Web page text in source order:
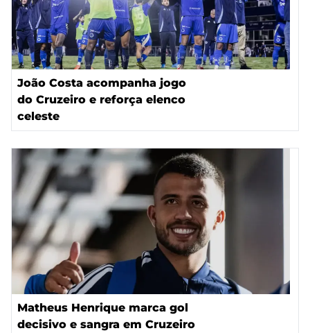
João Costa acompanha jogo
do Cruzeiro e reforça elenco
celeste
Matheus Henrique marca gol
decisivo e sangra em Cruzeiro